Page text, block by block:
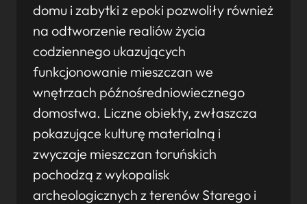
domu i zabytki z epoki pozwoliły również
na odtworzenie realiów życia
codziennego ukazujących
funkcjonowanie mieszczan we
wnętrzach późnośredniowiecznego
domostwa. Liczne obiekty, zwłaszcza
pokazujące kulturę materialną i
zwyczaje mieszczan toruńskich
pochodzą z wykopalisk
archeologicznych z terenów Starego i